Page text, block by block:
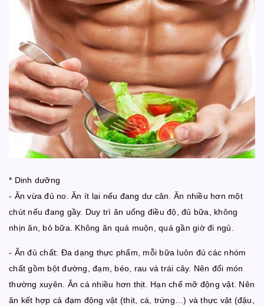
* Dinh dưỡng
- Ăn vừa đủ no. Ăn ít lại nếu đang dư cân. Ăn nhiều hơn một
chút nếu đang gầy. Duy trì ăn uống điều độ, đủ bữa, không
nhịn ăn, bỏ bữa. Không ăn quá muộn, quá gần giờ đi ngủ.
- Ăn đủ chất: Đa dạng thực phẩm, mỗi bữa luôn đủ các nhóm
chất gồm bột đường, đạm, béo, rau và trái cây. Nên đổi món
thường xuyên. Ăn cá nhiều hơn thịt. Hạn chế mỡ động vật. Nên
ăn kết hợp cả đạm động vật (thịt, cá, trứng…) và thực vật (đậu,